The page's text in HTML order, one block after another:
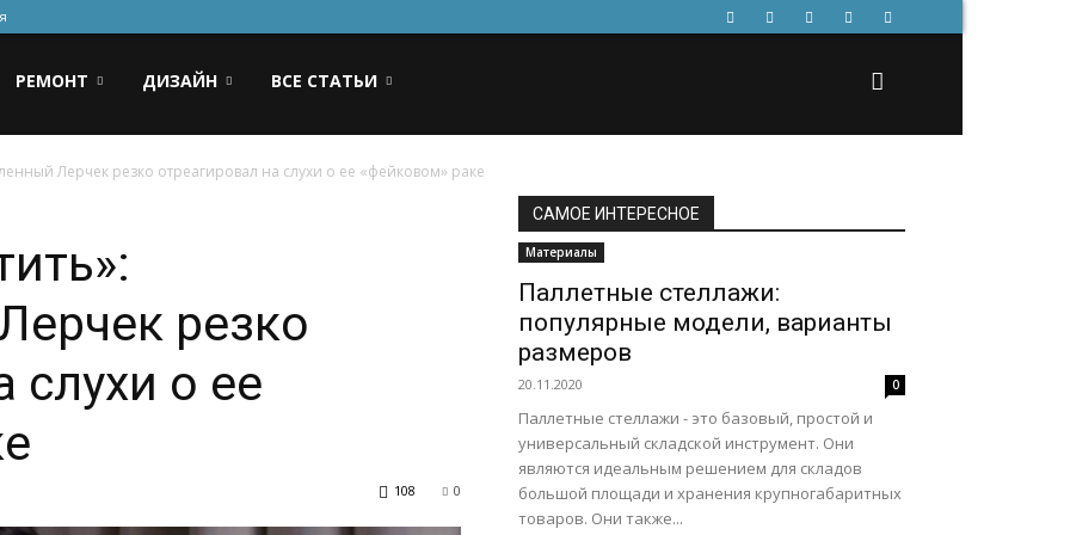
РЕМОНТ ДИЗАЙН ВСЕ СТАТЬИ
Лерчек резко отреагировал на слухи о ее «фейковом» раке
резко
слухи о ее
0
108
САМОЕ ИНТЕРЕСНОЕ
Материалы
Паллетные стеллажи:
популярные модели, варианты
размеров
20.11.2020 0
Паллетные стеллажи - это базовый, простой и
универсальный складской инструмент. Они
являются идеальным решением для складов
большой площади и хранения крупногабаритных
товаров. Они также...